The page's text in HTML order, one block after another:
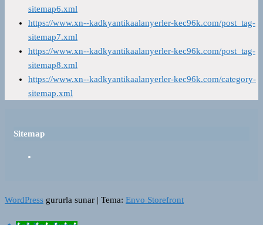
sitemap6.xml
https://www.xn--kadkyantikaalanyerler-kec96k.com/post_tag-
sitemap7.xml
https://www.xn--kadkyantikaalanyerler-kec96k.com/post_tag-
sitemap8.xml
https://www.xn--kadkyantikaalanyerler-kec96k.com/category-
sitemap.xml
Sitemap
WordPress gururla sunar | Tema: Envo Storefront